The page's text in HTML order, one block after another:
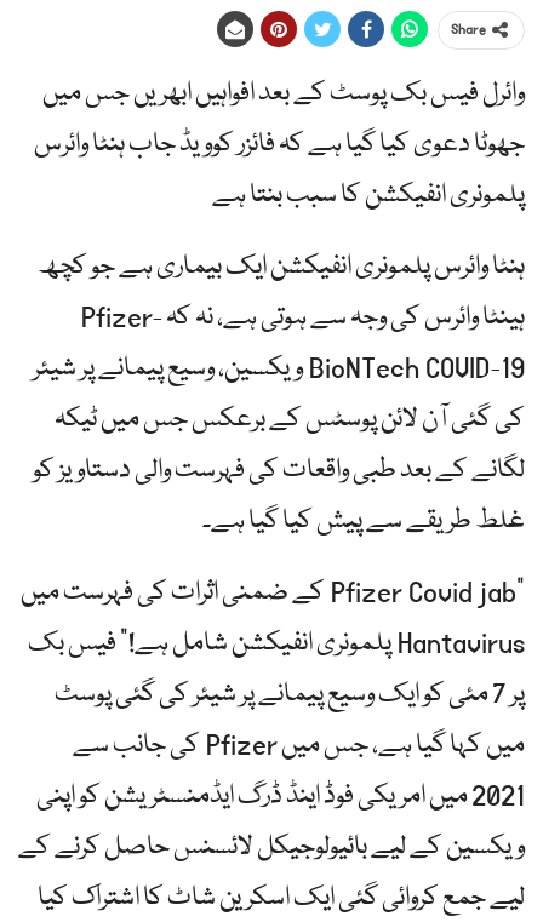
Share
وائرل فیس بک پوسٹ کے بعد افواہیں ابھریں جس میں
جھوٹا دعوی کیا گیا ہے کہ فائزر کوویڈ جاب ہنٹا وائرس
پلمونری انفیکشن کا سبب بنتا ہے
ہنٹا وائرس پلمونری انفیکشن ایک بیماری ہے جو کچھ
ہینٹا وائرس کی وجہ سے ہوتی ہے، نہ کہ Pfizer-
BioNTech COVID-19 ویکسین، وسیع پیمانے پر شیئر
کی گئی آن لائن پوسٹس کے برعکس جس میں ٹیکہ
لگانے کے بعد طبی واقعات کی فہرست والی دستاویز کو
غلط طریقے سے پیش کیا گیا ہے۔
"Pfizer Covid jab کے ضمنی اثرات کی فہرست میں
Hantavirus پلمونری انفیکشن شامل ہے!” فیس بک
پر 7 مئی کو ایک وسیع پیمانے پر شیئر کی گئی پوسٹ
میں کہا گیا ہے، جس میں Pfizer کی جانب سے
2021 میں امریکی فوڈ اینڈ ڈرگ ایڈمنسٹریشن کو اپنی
ویکسین کے لیے بائیولوجیکل لائسنس حاصل کرنے کے
لیے جمع کروائی گئی ایک اسکرین شاٹ کا اشتراک کیا